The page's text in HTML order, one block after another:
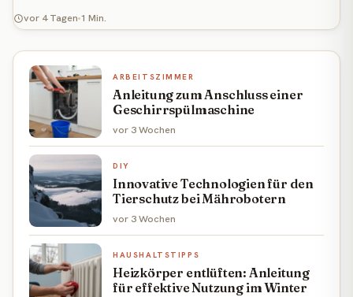
vor 4 Tagen 1 Min.
ARBEITSZIMMER
Anleitung zum Anschluss einer
Geschirrspülmaschine
vor 3 Wochen
DIY
Innovative Technologien für den
Tierschutz bei Mährobotern
vor 3 Wochen
HAUSHALTSTIPPS
Heizkörper entlüften: Anleitung
für effektive Nutzung im Winter